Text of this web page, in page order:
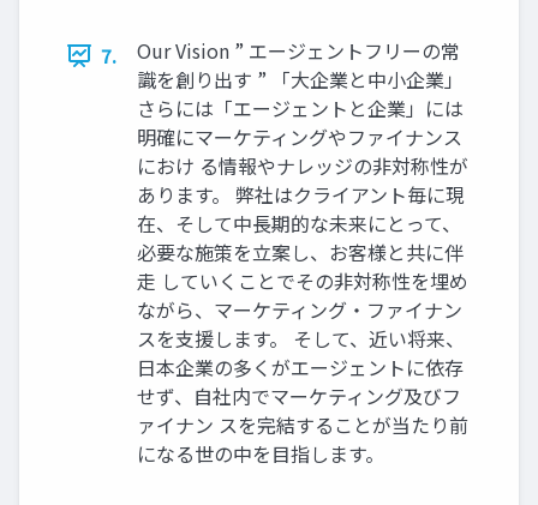
7.
Our Vision ” エージェントフリーの常
識を創り出す ” 「大企業と中小企業」
さらには「エージェントと企業」には
明確にマーケティングやファイナンス
におけ る情報やナレッジの非対称性が
あります。 弊社はクライアント毎に現
在、そして中長期的な未来にとって、
必要な施策を立案し、お客様と共に伴
走 していくことでその非対称性を埋め
ながら、マーケティング・ファイナン
スを支援します。 そして、近い将来、
日本企業の多くがエージェントに依存
せず、自社内でマーケティング及びフ
ァイナン スを完結することが当たり前
になる世の中を目指します。